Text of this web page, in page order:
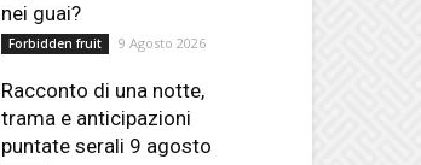
nei guai?
Forbidden fruit 9 Agosto 2026
Racconto di una notte,
trama e anticipazioni
puntate serali 9 agosto